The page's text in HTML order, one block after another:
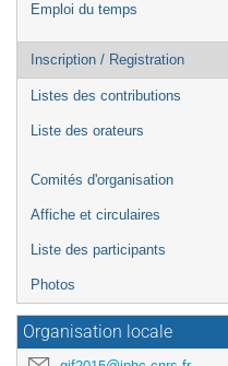
Emploi du temps
Inscription / Registration
Listes des contributions
Liste des orateurs
Comités d'organisation
Affiche et circulaires
Liste des participants
Photos
Organisation locale